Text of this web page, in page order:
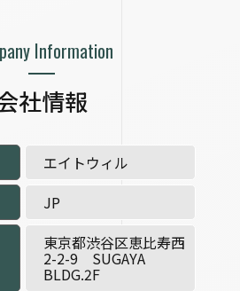
Information
社情報
エイトウィル
JP
東京都渋谷区恵比寿西
2-2-9 SUGAYA
BLDG.2F